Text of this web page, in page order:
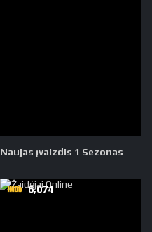
Naujas įvaizdis 1 Sezonas
6,074